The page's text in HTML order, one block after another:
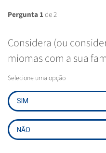
Pergunta 1de 2
Considera (ou
miomas com a sua
Selecione uma opção
SIM
NÃO